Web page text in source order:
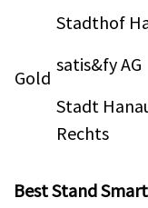
Gold
Stadthof
satis&fy AG
Stadt
Rechts
Best Stand Smart